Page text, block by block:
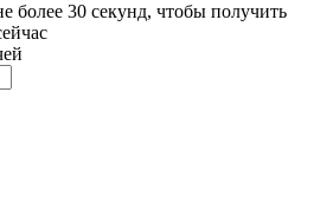
более 30 секунд, чтобы получить